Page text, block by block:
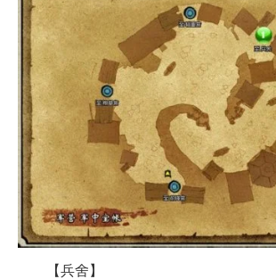
【兵舍】